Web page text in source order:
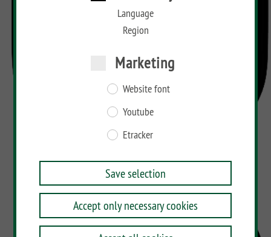
Language
Region
Marketing
Website font
Youtube
Etracker
Save selection
Accept only necessary cookies